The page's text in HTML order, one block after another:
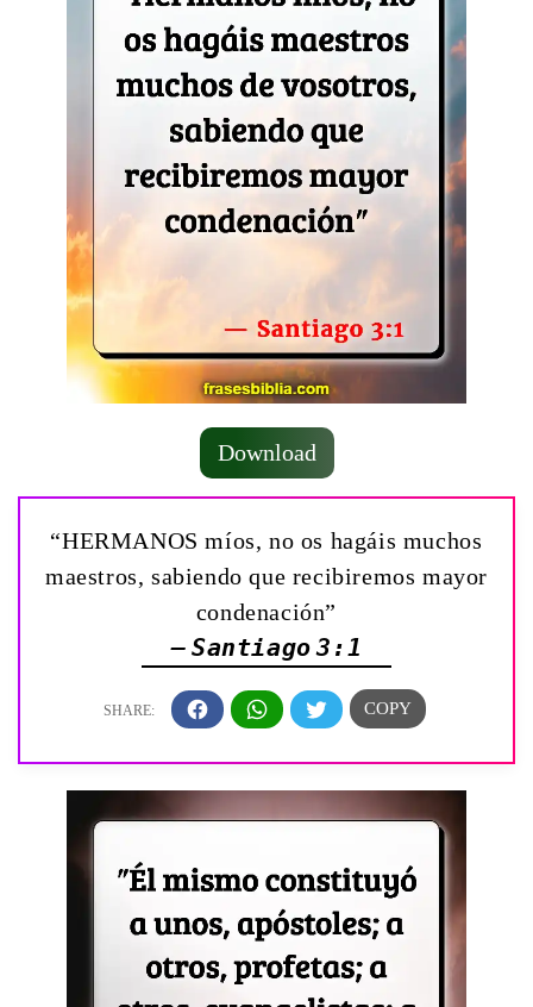
Download
“HERMANOS míos, no os hagáis muchos
maestros, sabiendo que recibiremos mayor
condenación”
— Santiago 3:1